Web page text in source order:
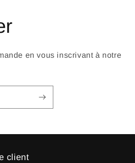
en vous inscrivant à notre
client